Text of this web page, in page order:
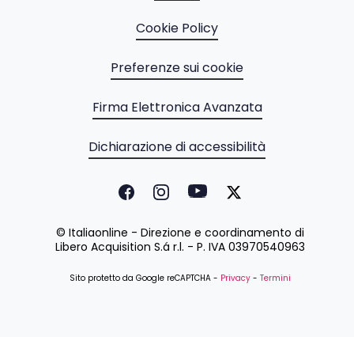
Cookie Policy
Preferenze sui cookie
Firma Elettronica Avanzata
Dichiarazione di accessibilità
© Italiaonline - Direzione e coordinamento di
Libero Acquisition S.á r.l. - P. IVA 03970540963
Sito protetto da Google reCAPTCHA - Privacy - Termini